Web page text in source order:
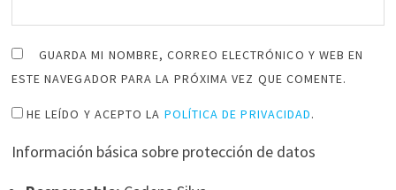
GUARDA MI NOMBRE, CORREO ELECTRÓNICO Y WEB EN
ESTE NAVEGADOR PARA LA PRÓXIMA VEZ QUE COMENTE.
HE LEÍDO Y ACEPTO LA POLÍTICA DE PRIVACIDAD.
Información básica sobre protección de datos